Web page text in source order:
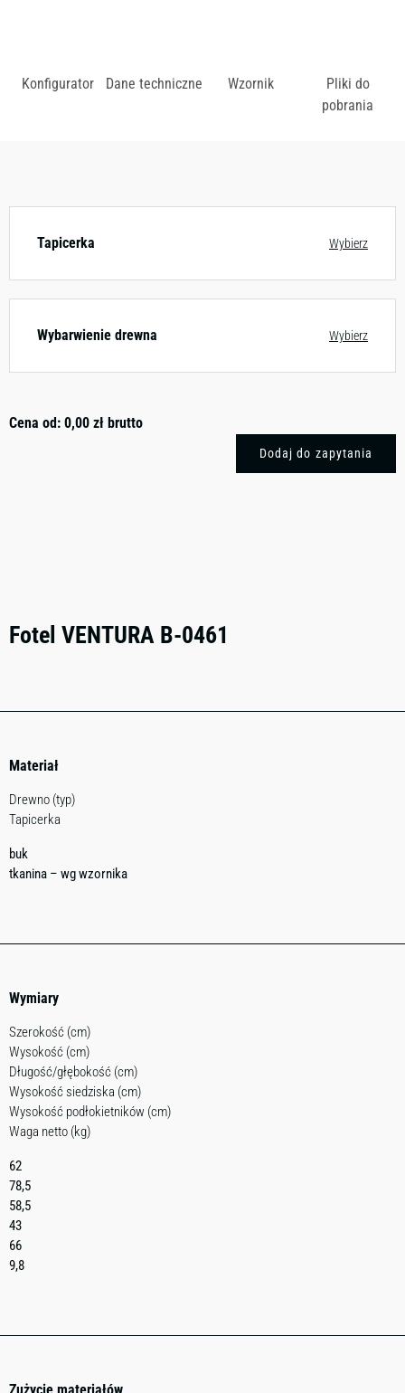
Dostępny w różnych konfiguracjach kolorystycznych.
Konfigurator Dane techniczne Wzornik
Pliki do
pobrania
Tapicerka Wybierz
Wybarwienie drewna Wybierz
Cena od: 0,00 zł brutto
Dodaj do zapytania
Fotel VENTURA B-0461
Materiał
Drewno (typ)
Tapicerka
buk
tkanina – wg wzornika
Wymiary
Szerokość (cm)
Wysokość (cm)
Długość/głębokość (cm)
Wysokość siedziska (cm)
Wysokość podłokietników (cm)
Waga netto (kg)
62
78,5
58,5
43
66
9,8